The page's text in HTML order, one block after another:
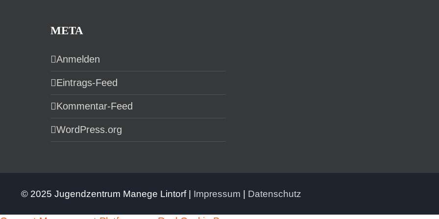
META
Anmelden
Eintrags-Feed
Kommentar-Feed
WordPress.org
© 2025 Jugendzentrum Manege Lintorf | Impressum | Datenschutz